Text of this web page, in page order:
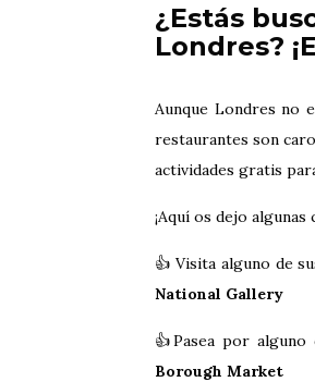
¿Estás
Londres?
Aunque Londres no
restaurantes son
actividades gratis
¡Aquí os dejo
👍 Visita alguno de
National Gallery
👍Pasea por
Borough Market